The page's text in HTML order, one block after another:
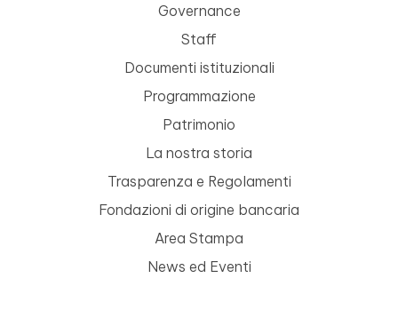
Governance
Staff
Documenti istituzionali
Programmazione
Patrimonio
La nostra storia
Trasparenza e Regolamenti
Fondazioni di origine bancaria
Area Stampa
News ed Eventi